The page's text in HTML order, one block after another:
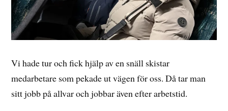
Vi hade tur och fick hjälp av en snäll skistar
medarbetare som pekade ut vägen för oss. Då tar man
sitt jobb på allvar och jobbar även efter arbetstid.